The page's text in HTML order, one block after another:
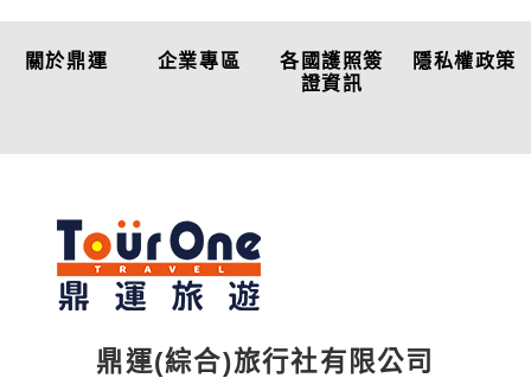
關於鼎運 企業專區
各國護照簽
證資訊
隱私權政策
鼎運(綜合)旅行社有限公司